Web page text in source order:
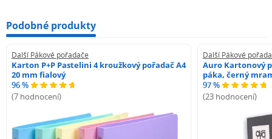
Podobné produkty
Další Pákové pořadače
Karton P+P Pastelini 4 kroužkový pořadač A4
20 mm fialový
96 %
(7 hodnocení)
Další Pákové
Auro Kartonový
páka, černý
97 %
(23 hodnocení)